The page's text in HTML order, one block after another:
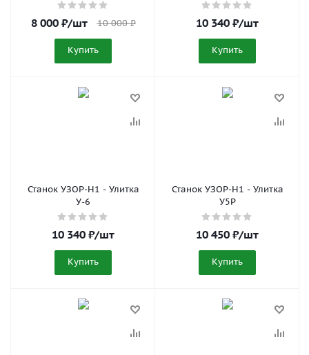
8 000₽/шт 10 000₽
Купить
10 340 ₽/шт
Купить
Станок УЗОР-Н1 - Улитка
У-6
10 340 ₽/шт
Купить
Станок УЗОР-Н1 - Улитка
У5Р
10 450 ₽/шт
Купить